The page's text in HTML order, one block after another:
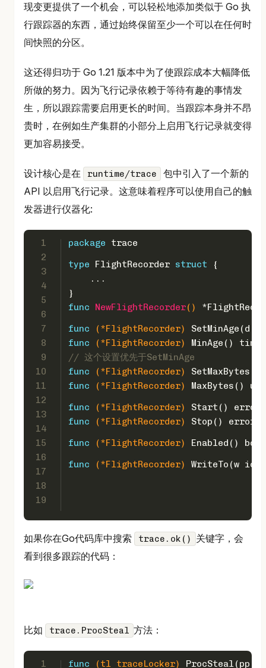
现变更提供了一个机会，可以轻松地添加类似于 Go 执
行跟踪器的东西，通过始终保留至少一个可以在任何时
间快照的分区。
这还得归功于 Go 1.21 版本中为了使跟踪成本大幅降低
所做的努力。因为飞行记录依赖于等待有趣的事情发
生，所以跟踪需要启用更长的时间。当跟踪本身并不昂
贵时，在例如生产集群的小部分上启用飞行记录就变得
更加容易接受。
设计核心是在 runtime/trace
包中引入了一个新的
API 以启用飞行记录。这意味着程序可以使用自己的触
发器进行仪器化:
1
2
3
4
5
6
7
8
9
10
11
12
13
14
15
16
17
18
19
package trace
type FlightRecorder struct {
    ...
}
func
NewFlightRecorder()
func
(*FlightRecorder)
SetMinAge(d
func
(*FlightRecorder)
MinAge()
// 这个设置优先于SetMinAge
func
(*FlightRecorder)
func
(*FlightRecorder) MaxBytes()
func
(*FlightRecorder) Start() error
func
(*FlightRecorder) Stop() error
func
(*FlightRecorder) Enabled() bool
func
(*FlightRecorder) WriteTo(w
如果你在Go代码库中搜索 trace.ok()
关键字，会
看到很多跟踪的代码：
比如 trace.ProcSteal 方法：
1 func (tl traceLocker) ProcSteal(pp